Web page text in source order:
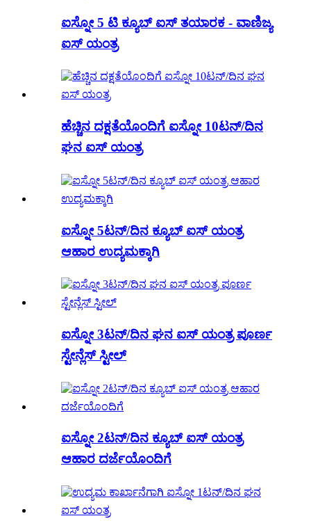
ಐಸ್ನೋ 5 ಟಿ ಕ್ಯೂಬ್ ಐಸ್ ತಯಾರಕ - ವಾಣಿಜ್ಯ
ಐಸ್ ಯಂತ್ರ
ಹೆಚ್ಚಿನ ದಕ್ಷತೆಯೊಂದಿಗೆ ಐಸ್ನೋ 10ಟನ್/ದಿನ
ಘನ ಐಸ್ ಯಂತ್ರ
ಐಸ್ನೋ 5ಟನ್/ದಿನ ಕ್ಯೂಬ್ ಐಸ್ ಯಂತ್ರ
ಆಹಾರ ಉದ್ಯಮಕ್ಕಾಗಿ
ಐಸ್ನೋ 3ಟನ್/ದಿನ ಘನ ಐಸ್ ಯಂತ್ರ ಪೂರ್ಣ
ಸ್ಟೇನ್ಲೆಸ್ ಸ್ಟೀಲ್
ಐಸ್ನೋ 2ಟನ್/ದಿನ ಕ್ಯೂಬ್ ಐಸ್ ಯಂತ್ರ
ಆಹಾರ ದರ್ಜೆಯೊಂದಿಗೆ